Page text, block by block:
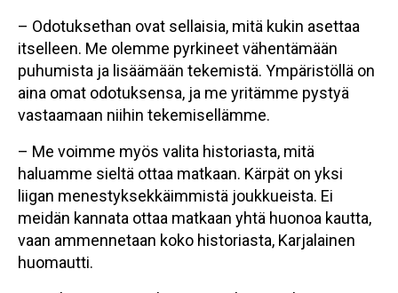
– Odotuksethan ovat sellaisia, mitä kukin asettaa
itselleen. Me olemme pyrkineet vähentämään
puhumista ja lisäämään tekemistä. Ympäristöllä on
aina omat odotuksensa, ja me yritämme pystyä
vastaamaan niihin tekemisellämme.
– Me voimme myös valita historiasta, mitä
haluamme sieltä ottaa matkaan. Kärpät on yksi
liigan menestyksekkäimmistä joukkueista. Ei
meidän kannata ottaa matkaan yhtä huonoa kautta,
vaan ammennetaan koko historiasta, Karjalainen
huomautti.